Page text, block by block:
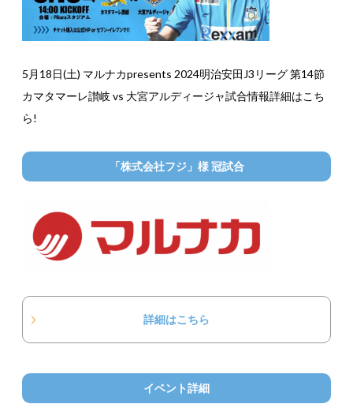
5月18日(土) マルナカpresents 2024明治安田J3リーグ 第14節
カマタマーレ讃岐 vs 大宮アルディージャ試合情報詳細はこち
ら!
「株式会社フジ」様 冠試合
詳細はこちら
イベント詳細